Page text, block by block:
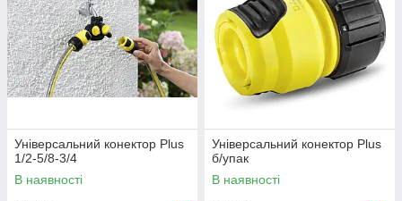
Універсальний конектор Plus
1/2-5/8-3/4
В наявності
Універсальний конектор Plus
б/упак
В наявності